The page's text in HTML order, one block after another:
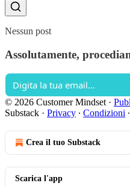
Nessun post
Assolutamente,
© 2026 Customer Mindset ·
Substack · Privacy ∙ Condizioni ∙
Crea il tuo Substack
Scarica l'app